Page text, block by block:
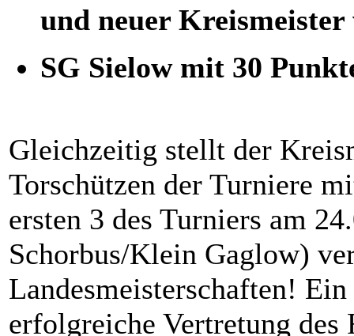
und neuer Kreismeister
SG Sielow mit 30
Gleichzeitig stellt der
Torschützen der Turniere
ersten 3 des Turniers am
Schorbus/Klein Gaglow)
Landesmeisterschaften!
erfolgreiche Vertretung